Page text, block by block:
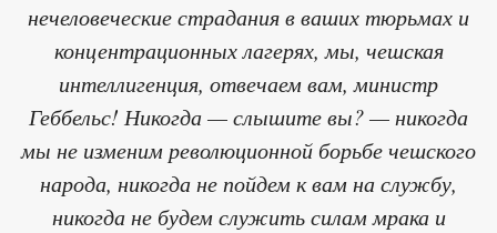
нечеловеческие страдания в ваших тюрьмах и
концентрационных лагерях, мы, чешская
интеллигенция, отвечаем вам, министр
Геббельс! Никогда — слышите вы? — никогда
мы не изменим революционной борьбе чешского
народа, никогда не пойдем к вам на службу,
никогда не будем служить силам мрака и